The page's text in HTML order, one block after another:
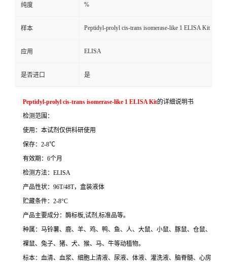
纯度 %
样本 Peptidyl-prolyl cis-trans isomerase-like 1 ELISA Kit
应用 ELISA
是否进口 是
Peptidyl-prolyl cis-trans isomerase-like 1 ELISA Kit的详细说明书
检测范围：
使用：本试剂仅供科研使用
保存： 2-8℃
有效期： 6个月
检测方法： ELISA
产品性状： 96T/48T，盒装液体
贮藏条件： 2-8°C
产品主要成分：酶标板,试剂 ,标准品等。
种属：马铃薯、鹿、羊、鸡、鸭、鱼、人、大鼠、小鼠、豚鼠、仓鼠、
裸鼠、兔子、猪、犬、猴、马、牛等动植物。
标本：血清、血浆、细胞上清液、尿液、体液、灌洗液、脑脊髓、心房